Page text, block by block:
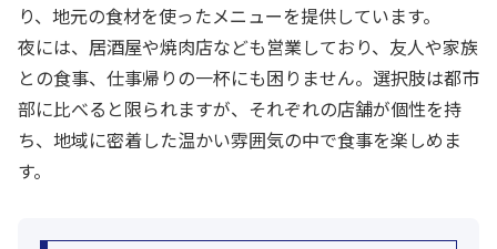
り、地元の食材を使ったメニューを提供しています。
夜には、居酒屋や焼肉店なども営業しており、友人や家族
との食事、仕事帰りの一杯にも困りません。選択肢は都市
部に比べると限られますが、それぞれの店舗が個性を持
ち、地域に密着した温かい雰囲気の中で食事を楽しめま
す。